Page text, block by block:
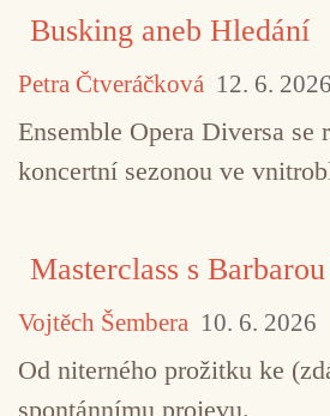
Busking aneb Hledání
Petra Čtveráčková 12. 6. 2026
Ensemble Opera Diversa se
koncertní sezonou ve
Masterclass s
Vojtěch Šembera 10. 6. 2026
Od niterného prožitku ke
spontánnímu projevu.